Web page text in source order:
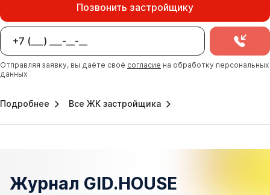
Позвонить застройщику
Отправляя заявку, вы даёте своё согласие на обработку персональных
данных
Подробнее Все ЖК застройщика
Журнал GID.HOUSE